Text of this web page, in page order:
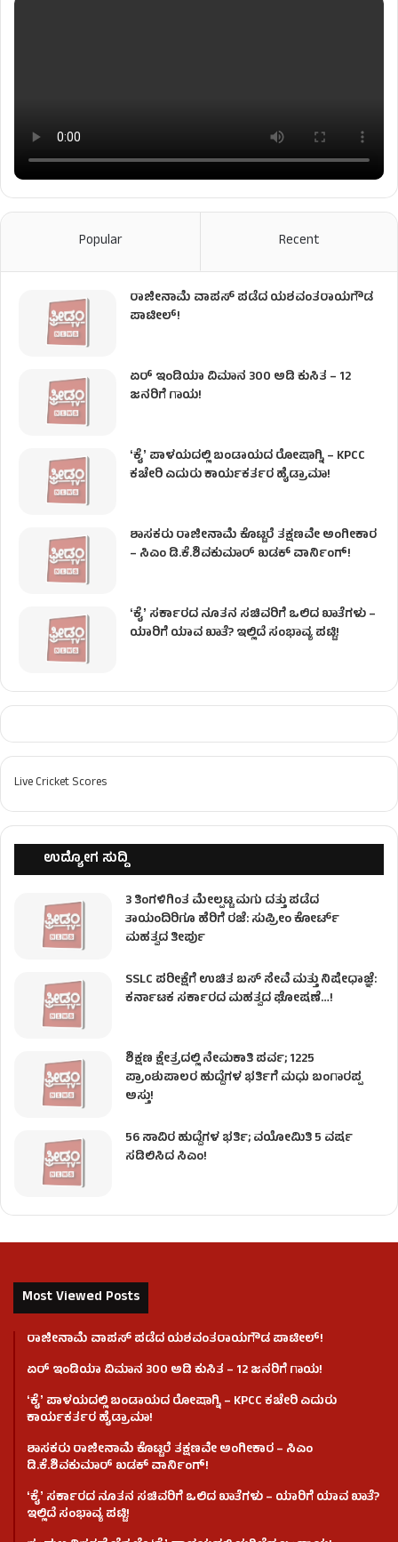
Popular Recent
ರಾಜೀನಾಮೆ ವಾಪಸ್ ಪಡೆದ ಯಶವಂತರಾಯಗೌಡ
ಪಾಟೀಲ್‌!
ಏರ್ ಇಂಡಿಯಾ ವಿಮಾನ 300 ಅಡಿ ಕುಸಿತ – 12
ಜನರಿಗೆ ಗಾಯ!
ʻಕೈʼ​ ಪಾಳಯದಲ್ಲಿ ಬಂಡಾಯದ ರೋಷಾಗ್ನಿ – KPCC
ಕಚೇರಿ ಎದುರು ಕಾರ್ಯಕರ್ತರ ಹೈಡ್ರಾಮಾ!
ಶಾಸಕರು ರಾಜೀನಾಮೆ ಕೊಟ್ಟರೆ ತಕ್ಷಣವೇ ಅಂಗೀಕಾರ
– ಸಿಎಂ ಡಿ.ಕೆ.ಶಿವಕುಮಾರ್ ಖಡಕ್ ವಾರ್ನಿಂಗ್!
ʻಕೈʼ ಸರ್ಕಾರದ ನೂತನ ಸಚಿವರಿಗೆ ಒಲಿದ ಖಾತೆಗಳು –
ಯಾರಿಗೆ ಯಾವ ಖಾತೆ? ಇಲ್ಲಿದೆ ಸಂಭಾವ್ಯ ಪಟ್ಟಿ!
Live Cricket Scores
ಉದ್ಯೋಗ ಸುದ್ದಿ
3 ತಿಂಗಳಿಗಿಂತ ಮೇಲ್ಪಟ್ಟ ಮಗು ದತ್ತು ಪಡೆದ
ತಾಯಂದಿರಿಗೂ ಹೆರಿಗೆ ರಜೆ: ಸುಪ್ರೀಂ ಕೋರ್ಟ್
ಮಹತ್ವದ ತೀರ್ಪು
SSLC ಪರೀಕ್ಷೆಗೆ ಉಚಿತ ಬಸ್ ಸೇವೆ ಮತ್ತು ನಿಷೇಧಾಜ್ಞೆ:
ಕರ್ನಾಟಕ ಸರ್ಕಾರದ ಮಹತ್ವದ ಘೋಷಣೆ…!
ಶಿಕ್ಷಣ ಕ್ಷೇತ್ರದಲ್ಲಿ ನೇಮಕಾತಿ ಪರ್ವ; 1225
ಪ್ರಾಂಶುಪಾಲರ ಹುದ್ದೆಗಳ ಭರ್ತಿಗೆ ಮಧು ಬಂಗಾರಪ್ಪ
ಅಸ್ತು!
56 ಸಾವಿರ ಹುದ್ದೆಗಳ ಭರ್ತಿ; ವಯೋಮಿತಿ 5 ವರ್ಷ
ಸಡಿಲಿಸಿದ ಸಿಎಂ!
Most Viewed Posts
ರಾಜೀನಾಮೆ ವಾಪಸ್ ಪಡೆದ ಯಶವಂತರಾಯಗೌಡ ಪಾಟೀಲ್‌!
ಏರ್ ಇಂಡಿಯಾ ವಿಮಾನ 300 ಅಡಿ ಕುಸಿತ – 12 ಜನರಿಗೆ ಗಾಯ!
ʻಕೈʼ​ ಪಾಳಯದಲ್ಲಿ ಬಂಡಾಯದ ರೋಷಾಗ್ನಿ – KPCC ಕಚೇರಿ ಎದುರು
ಕಾರ್ಯಕರ್ತರ ಹೈಡ್ರಾಮಾ!
ಶಾಸಕರು ರಾಜೀನಾಮೆ ಕೊಟ್ಟರೆ ತಕ್ಷಣವೇ ಅಂಗೀಕಾರ – ಸಿಎಂ
ಡಿ.ಕೆ.ಶಿವಕುಮಾರ್ ಖಡಕ್ ವಾರ್ನಿಂಗ್!
ʻಕೈʼ ಸರ್ಕಾರದ ನೂತನ ಸಚಿವರಿಗೆ ಒಲಿದ ಖಾತೆಗಳು – ಯಾರಿಗೆ ಯಾವ ಖಾತೆ?
ಇಲ್ಲಿದೆ ಸಂಭಾವ್ಯ ಪಟ್ಟಿ!